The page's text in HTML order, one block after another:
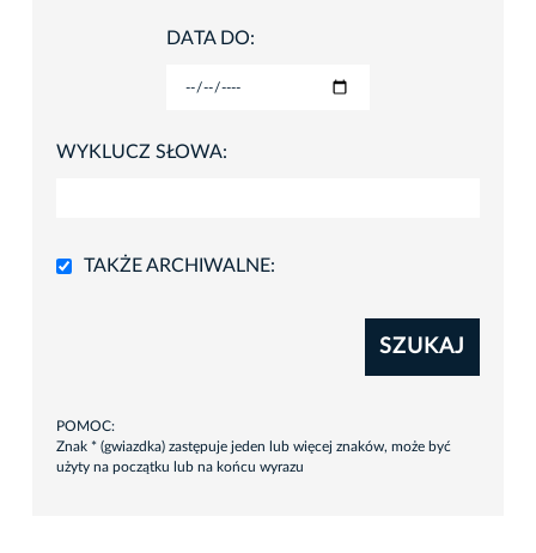
DATA DO:
WYKLUCZ SŁOWA:
TAKŻE ARCHIWALNE:
SZUKAJ
POMOC:
Znak * (gwiazdka) zastępuje jeden lub więcej znaków, może być
użyty na początku lub na końcu wyrazu